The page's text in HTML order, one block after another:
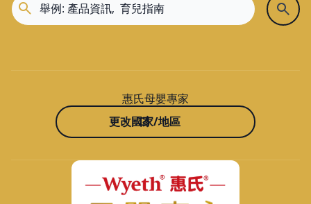
惠氏母嬰專家
更改國家/地區